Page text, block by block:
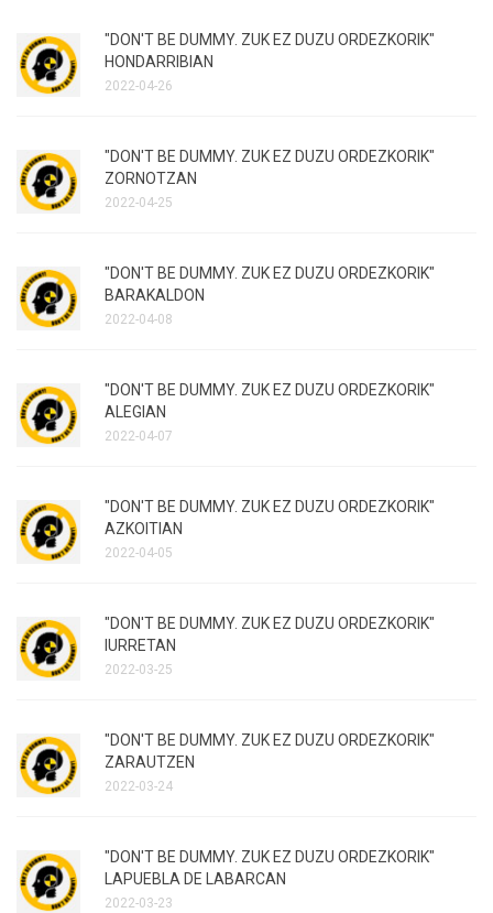
"DON'T BE DUMMY. ZUK EZ DUZU ORDEZKORIK"
HONDARRIBIAN
2022-04-26
"DON'T BE DUMMY. ZUK EZ DUZU ORDEZKORIK"
ZORNOTZAN
2022-04-25
"DON'T BE DUMMY. ZUK EZ DUZU ORDEZKORIK"
BARAKALDON
2022-04-08
"DON'T BE DUMMY. ZUK EZ DUZU ORDEZKORIK"
ALEGIAN
2022-04-07
"DON'T BE DUMMY. ZUK EZ DUZU ORDEZKORIK"
AZKOITIAN
2022-04-05
"DON'T BE DUMMY. ZUK EZ DUZU ORDEZKORIK"
IURRETAN
2022-03-25
"DON'T BE DUMMY. ZUK EZ DUZU ORDEZKORIK"
ZARAUTZEN
2022-03-24
"DON'T BE DUMMY. ZUK EZ DUZU ORDEZKORIK"
LAPUEBLA DE LABARCAN
2022-03-23